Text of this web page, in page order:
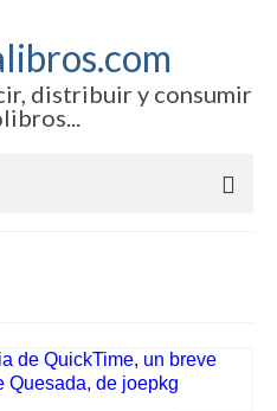
distribuir y consumir